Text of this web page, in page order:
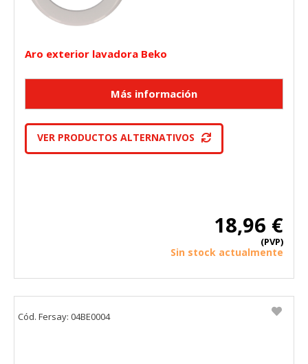
Aro exterior lavadora Beko
VER PRODUCTOS ALTERNATIVOS
18,96 €
(PVP)
Sin stock actualmente
Cód. Fersay: 04BE0004